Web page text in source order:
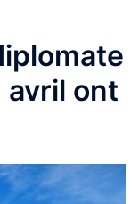
avril ont